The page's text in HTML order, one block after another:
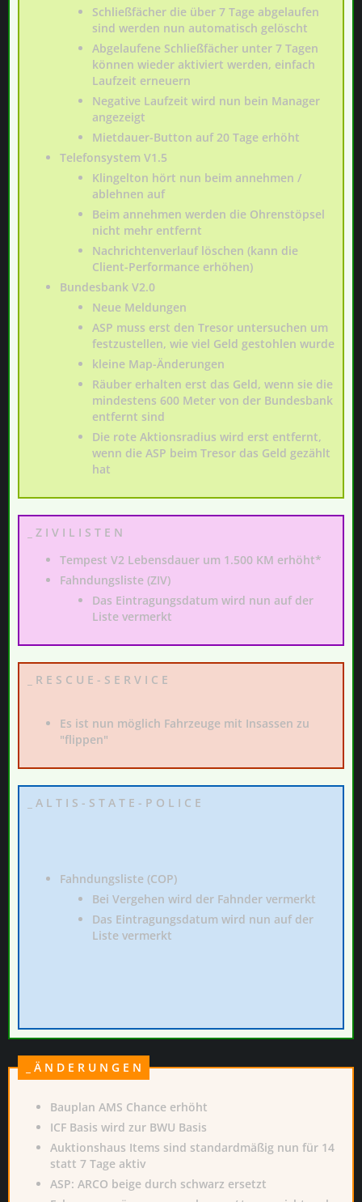
Schließfächer die über 7 Tage abgelaufen
sind werden nun automatisch gelöscht
Abgelaufene Schließfächer unter 7 Tagen
können wieder aktiviert werden, einfach
Laufzeit erneuern
Negative Laufzeit wird nun bein Manager
angezeigt
Mietdauer-Button auf 20 Tage erhöht
Telefonsystem V1.5
Klingelton hört nun beim annehmen /
ablehnen auf
Beim annehmen werden die Ohrenstöpsel
nicht mehr entfernt
Nachrichtenverlauf löschen (kann die
Client-Performance erhöhen)
Bundesbank V2.0
Neue Meldungen
ASP muss erst den Tresor untersuchen um
festzustellen, wie viel Geld gestohlen wurde
kleine Map-Änderungen
Räuber erhalten erst das Geld, wenn sie die
mindestens 600 Meter von der Bundesbank
entfernt sind
Die rote Aktionsradius wird erst entfernt,
wenn die ASP beim Tresor das Geld gezählt
hat
_ Z I V I L I S T E N
Tempest V2 Lebensdauer um 1.500 KM erhöht*
Fahndungsliste (ZIV)
Das Eintragungsdatum wird nun auf der
Liste vermerkt
_ R E S C U E - S E R V I C E
Es ist nun möglich Fahrzeuge mit Insassen zu
"flippen"
_ A L T I S - S T A T E - P O L I C E
Fahndungsliste (COP)
Bei Vergehen wird der Fahnder vermerkt
Das Eintragungsdatum wird nun auf der
Liste vermerkt
_ Ä N D E R U N G E N
Bauplan AMS Chance erhöht
ICF Basis wird zur BWU Basis
Auktionshaus Items sind standardmäßig nun für 14
statt 7 Tage aktiv
ASP: ARCO beige durch schwarz ersetzt